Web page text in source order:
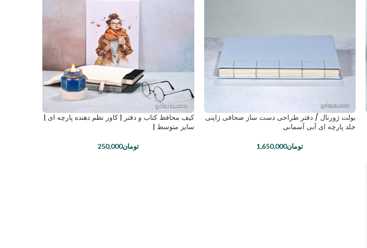
بولت ژورنال / دفتر طراحی دست ساز صحافی ژاپنی
جلد پارچه ای آبی آسمانی
تومان1,650,000
کیف محافظ کتاب و دفتر | کاور نظم دهنده پارچه ای |
سایز متوسط |
تومان250,000